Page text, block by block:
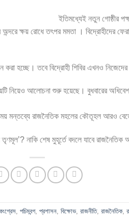
ইতিমধ্যেই নতুন গোষ্ঠীর
অন্দরে ক্ষয় রোধে তৎপর মমতা । বিদ্রোহীদের
করা হচ্ছে। তবে বিদ্রোহী শিবির এখনও
নিয়েও আলোচনা শুরু হয়েছে। বুধবারের
মন্তব্যে রাজনৈতিক মহলের কৌতূহল আরও
নাকি শেষ মুহূর্তে বদলে যাবে
, পচিমবন্গ, প্রশাসন, বিক্ষোভ, রাজনীতি, রাজনৈতিক,